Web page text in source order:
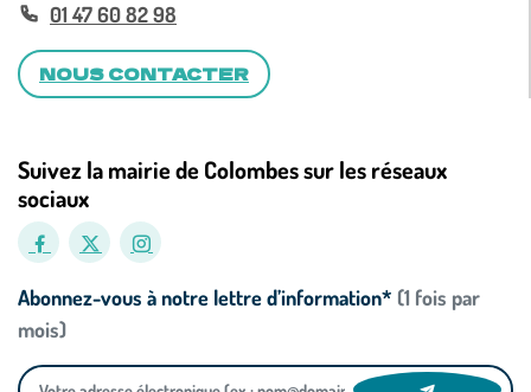
01 47 60 82 98
NOUS CONTACTER
Suivez la mairie de Colombes sur les réseaux
sociaux
Abonnez-vous à notre lettre d’information* (1 fois par
mois)